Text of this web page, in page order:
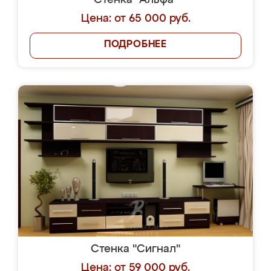
Цена: от 65 000 руб.
ПОДРОБНЕЕ
Стенка "Сигнал"
Цена: от 59 000 руб.